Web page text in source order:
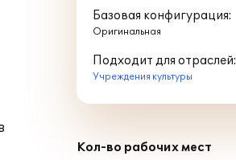
Базовая конфигурация:
Оригинальная
Подходит для отраслей:
Учреждения культуры
Кол-во рабочих мест